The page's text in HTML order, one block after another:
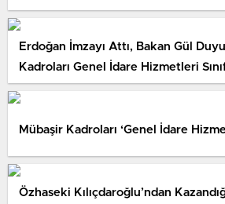
Erdoğan İmzayı Attı, Bakan Gül
Kadroları Genel İdare Hizmetleri
Mübaşir Kadroları ‘Genel İdare
Özhaseki Kılıçdaroğlu’ndan